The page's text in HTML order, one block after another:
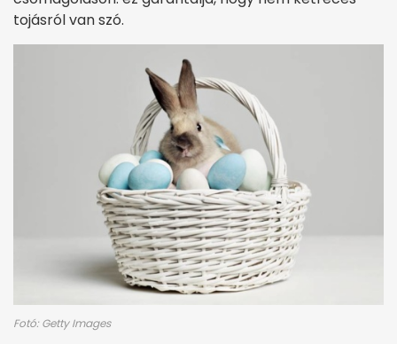
tojásról van szó.
Fotó: Getty Images